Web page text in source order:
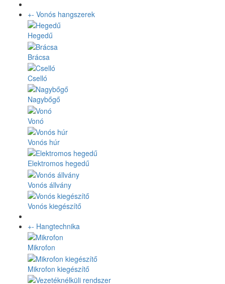
+- Vonós hangszerek
Hegedű
Brácsa
Cselló
Nagybőgő
Vonó
Vonós húr
Elektromos hegedű
Vonós állvány
Vonós kiegészítő
+- Hangtechnika
Mikrofon
Mikrofon kiegészítő